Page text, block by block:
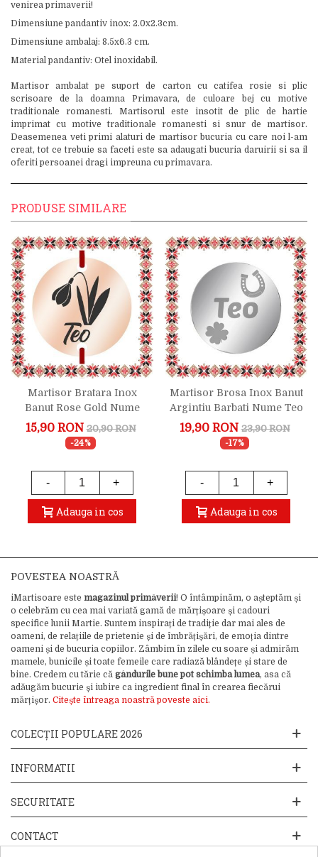
venirea primaverii!
Dimensiune pandantiv inox: 2.0x2.3cm.
Dimensiune ambalaj: 8.5x6.3 cm.
Material pandantiv: Otel inoxidabil.
Martisor ambalat pe suport de carton cu catifea rosie si plic
scrisoare de la doamna Primavara, de culoare bej cu motive
traditionale romanesti. Martisorul este insotit de plic de hartie
imprimat cu motive traditionale romanesti si snur de martisor.
Deasemenea veti primi alaturi de martisor bucuria cu care noi l-am
creat, tot ce trebuie sa faceti este sa adaugati bucuria daruirii si sa il
oferiti persoanei dragi impreuna cu primavara.
PRODUSE SIMILARE
Martisor Bratara Inox
Banut Rose Gold Nume
Teo
15,90 RON 20,90 RON
-24%
- +
Adauga in cos
Martisor Brosa Inox Banut
Argintiu Barbati Nume Teo
19,90 RON 23,90 RON
-17%
- +
Adauga in cos
POVESTEA NOASTRĂ
iMartisoare este magazinul primăverii! O întâmpinăm, o așteptăm și
o celebrăm cu cea mai variată gamă de mărțișoare și cadouri
specifice lunii Martie. Suntem inspirați de tradiție dar mai ales de
oameni, de relațiile de prietenie și de îmbrățișări, de emoția dintre
oameni și de bucuria copiilor. Zâmbim în zilele cu soare și admirăm
mamele, bunicile și toate femeile care radiază blândețe și stare de
bine. Credem cu tărie că gândurile bune pot schimba lumea, asa că
adăugăm bucurie și iubire ca ingredient final în crearea fiecărui
mărțișor. Citește întreaga noastră poveste aici.
COLECȚII POPULARE 2026
INFORMATII
SECURITATE
CONTACT